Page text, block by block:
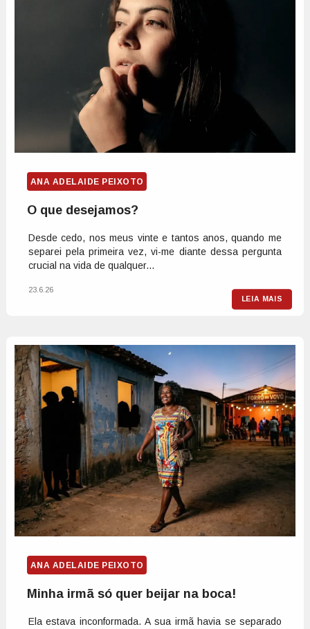
ANA ADELAIDE PEIXOTO
O que desejamos?
Desde cedo, nos meus vinte e tantos anos, quando me
separei pela primeira vez, vi-me diante dessa pergunta
crucial na vida de qualquer...
LEIA MAIS
23.6.26
ANA ADELAIDE PEIXOTO
Minha irmã só quer beijar na boca!
Ela estava inconformada. A sua irmã havia se separado